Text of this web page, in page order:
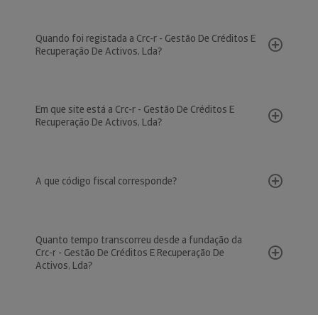
Quando foi registada a Crc-r - Gestão De Créditos E
Recuperação De Activos, Lda?
Em que site está a Crc-r - Gestão De Créditos E
Recuperação De Activos, Lda?
A que código fiscal corresponde?
Quanto tempo transcorreu desde a fundação da
Crc-r - Gestão De Créditos E Recuperação De
Activos, Lda?